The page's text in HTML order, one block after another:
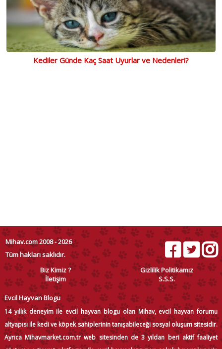
Kediler Günde Kaç Saat Uyurlar ve Nedenleri?
Mihav.com 2008 - 2026
Tüm hakları saklıdır.
Biz Kimiz ?
Gizlilik Politikamız
İletişim
S.S.S.
Evcil Hayvan Blogu
14 yıllık deneyim ile evcil hayvan blogu olan Mihav, evcil hayvan forumu
altyapısı ile kedi ve köpek sahiplerinin tanışabileceği sosyal oluşum sitesidir.
Ayrıca Mihavmarket.com.tr web sitesinden de 3 yıldan beri aktif faaliyet